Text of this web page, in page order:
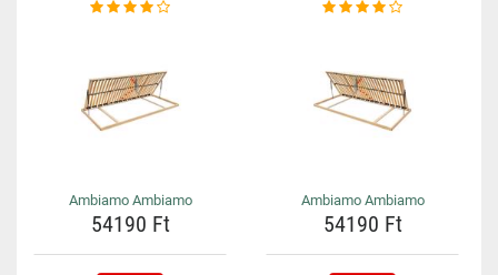
Ambiamo Ambiamo
54190 Ft
Ambiamo Ambiamo
54190 Ft